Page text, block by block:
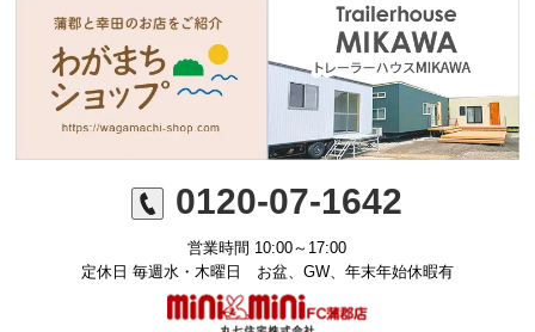
0120-07-1642
営業時間 10:00～17:00
定休日 毎週水・木曜日 お盆、GW、年末年始休暇有